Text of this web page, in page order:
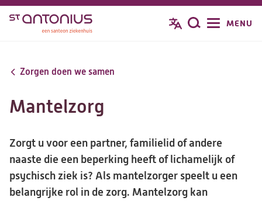
Overslaan
inhoud
Zoeken
MENU
Zorgen doen we samen
Mantelzorg
Zorgt u voor een partner, familielid of andere
naaste die een beperking heeft of lichamelijk of
psychisch ziek is? Als mantelzorger speelt u een
belangrijke rol in de zorg. Mantelzorg kan